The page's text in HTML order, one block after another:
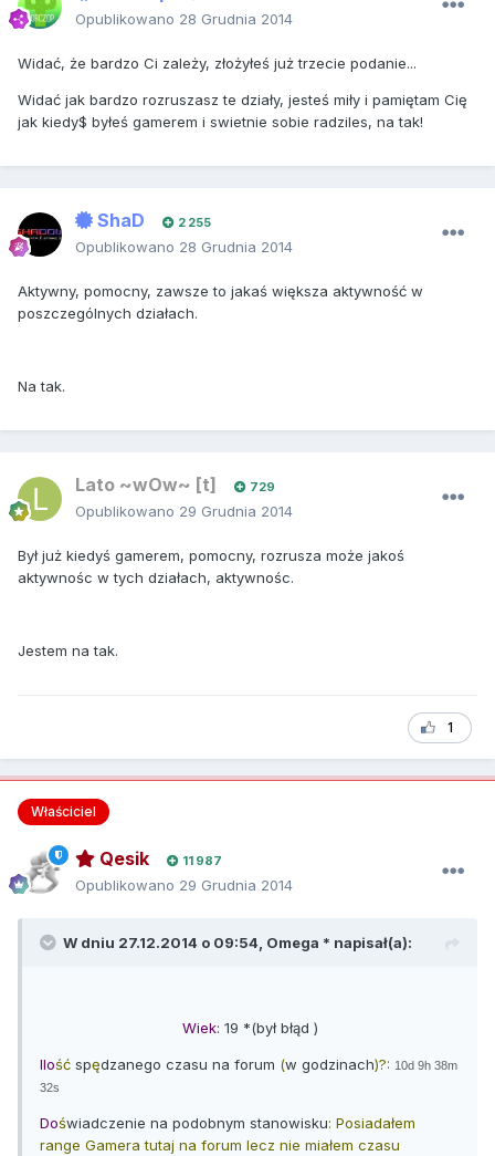
Opublikowano 28 Grudnia 2014
Widać, że bardzo Ci zależy, złożyłeś już trzecie podanie...
Widać jak bardzo rozruszasz te działy, jesteś miły i pamiętam Cię
jak kiedy$ byłeś gamerem i swietnie sobie radziles, na tak!
ShaD 2 255
Opublikowano 28 Grudnia 2014
Aktywny, pomocny, zawsze to jakaś większa aktywność w
poszczególnych działach.
Na tak.
Lato ~wOw~ [t] 729
Opublikowano 29 Grudnia 2014
Był już kiedyś gamerem, pomocny, rozrusza może jakoś
aktywnośc w tych działach, aktywnośc.
Jestem na tak.
1
Właściciel
Qesik 11 987
Opublikowano 29 Grudnia 2014
W dniu 27.12.2014 o 09:54, Omega * napisał(a):
Wiek: 19 *(był błąd )
Ilość spędzanego czasu na forum (w godzinach)?: 10d 9h 38m
32s
Doświadczenie na podobnym stanowisku: Posiadałem
range Gamera tutaj na forum lecz nie miałem czasu